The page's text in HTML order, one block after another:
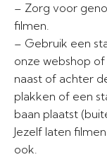
– Zorg voor
filmen.
– Gebruik een
onze webshop
naast of achter
plakken of een
baan plaatst
Jezelf laten
ook.